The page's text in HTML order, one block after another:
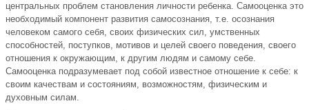
центральных проблем становления личности ребенка. Самооценка это
необходимый компонент развития самосознания, т.е. осознания
человеком самого себя, своих физических сил, умственных
способностей, поступков, мотивов и целей своего поведения, своего
отношения к окружающим, к другим людям и самому себе.
Самооценка подразумевает под собой известное отношение к себе: к
своим качествам и состояниям, возможностям, физическим и
духовным силам.